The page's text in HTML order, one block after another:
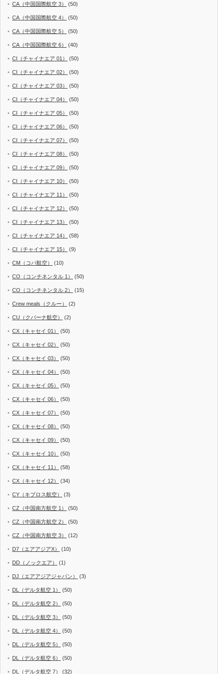
CA（中国国際航空 3） (50)
CA（中国国際航空 4） (50)
CA（中国国際航空 5） (50)
CA（中国国際航空 6） (40)
CI（チャイナエア 01） (50)
CI（チャイナエア 02） (50)
CI（チャイナエア 03） (50)
CI（チャイナエア 04） (50)
CI（チャイナエア 05） (50)
CI（チャイナエア 06） (50)
CI（チャイナエア 07） (50)
CI（チャイナエア 08） (50)
CI（チャイナエア 09） (50)
CI（チャイナエア 10） (50)
CI（チャイナエア 11） (50)
CI（チャイナエア 12） (50)
CI（チャイナエア 13） (50)
CI（チャイナエア 14） (58)
CI（チャイナエア 15） (9)
CM（コパ航空） (10)
CO（コンチネンタル 1） (50)
CO（コンチネンタル 2） (15)
Crew meals（クルー） (2)
CU（クバーナ航空） (2)
CX（キャセイ 01） (50)
CX（キャセイ 02） (50)
CX（キャセイ 03） (50)
CX（キャセイ 04） (50)
CX（キャセイ 05） (50)
CX（キャセイ 06） (50)
CX（キャセイ 07） (50)
CX（キャセイ 08） (50)
CX（キャセイ 09） (50)
CX（キャセイ 10） (50)
CX（キャセイ 11） (58)
CX（キャセイ 12） (34)
CY（キプロス航空） (3)
CZ（中国南方航空 1） (50)
CZ（中国南方航空 2） (50)
CZ（中国南方航空 3） (12)
D7（エアアジアX） (10)
DD（ノックエア） (1)
DJ（エアアジアジャパン） (3)
DL（デルタ航空 1） (50)
DL（デルタ航空 2） (50)
DL（デルタ航空 3） (50)
DL（デルタ航空 4） (50)
DL（デルタ航空 5） (50)
DL（デルタ航空 6） (50)
DL（デルタ航空 7） (32)